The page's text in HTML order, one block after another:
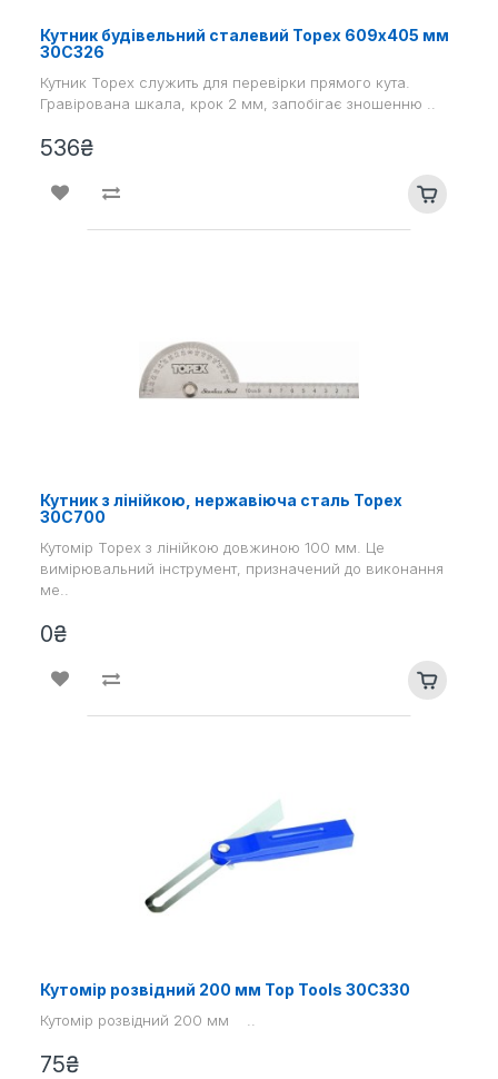
Кутник будівельний сталевий Topex 609х405 мм
30С326
Кутник Topex служить для перевірки прямого кута.
Гравірована шкала, крок 2 мм, запобігає зношенню ..
536₴
Кутник з лінійкою, нержавіюча сталь Topex
30C700
Кутомір Topex з лінійкою довжиною 100 мм. Це
вимірювальний інструмент, призначений до виконання
ме..
0₴
Кутомір розвідний 200 мм Top Tools 30С330
Кутомір розвідний 200 мм ..
75₴